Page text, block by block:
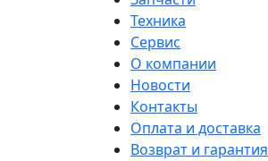
50-
1701182
/
70-
1701182
ТАРА
Техника
Сервис
О компании
Новости
Контакты
Оплата и доставка
Возврат и гарантия